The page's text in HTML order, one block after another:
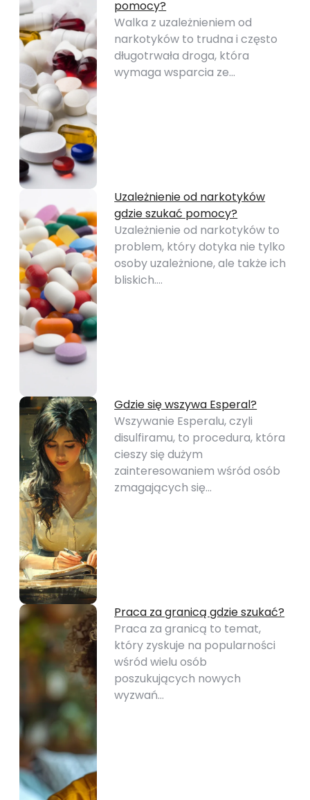
pomocy?
Walka z uzależnieniem od
narkotyków to trudna i często
długotrwała droga, która
wymaga wsparcia ze…
Uzależnienie od narkotyków
gdzie szukać pomocy?
Uzależnienie od narkotyków to
problem, który dotyka nie tylko
osoby uzależnione, ale także ich
bliskich.…
Gdzie się wszywa Esperal?
Wszywanie Esperalu, czyli
disulfiramu, to procedura, która
cieszy się dużym
zainteresowaniem wśród osób
zmagających się…
Praca za granicą gdzie szukać?
Praca za granicą to temat,
który zyskuje na popularności
wśród wielu osób
poszukujących nowych
wyzwań…